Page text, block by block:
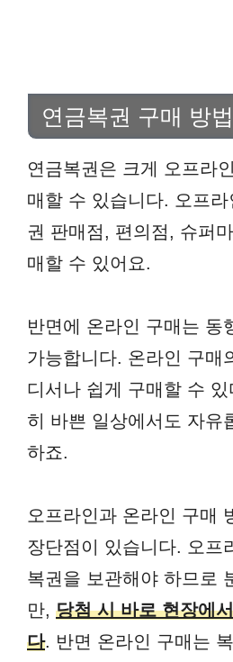
연금복권 구매 방
연금복권은 크게 오프라
매할 수 있습니다. 오프
권 판매점, 편의점, 슈퍼
매할 수 있어요.
반면에 온라인 구매는 동
가능합니다. 온라인 구매
디서나 쉽게 구매할 수
히 바쁜 일상에서도 자유
하죠.
오프라인과 온라인 구매
장단점이 있습니다. 오프
복권을 보관해야 하므로
만, 당첨 시 바로 현장에
다. 반면 온라인 구매는